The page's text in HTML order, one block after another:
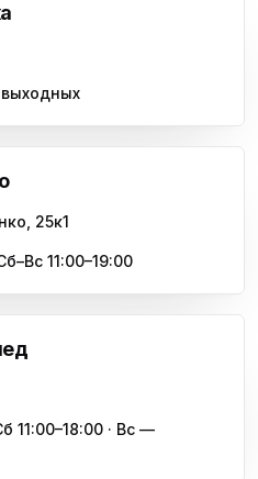
Запад
35-1
3
Колпино
28, Всеволожск
25к1
11:00–19:00
11:00–18:00 · Вс —